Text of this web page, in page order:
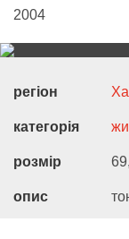
2004
регіон
категорія
розмір
опис